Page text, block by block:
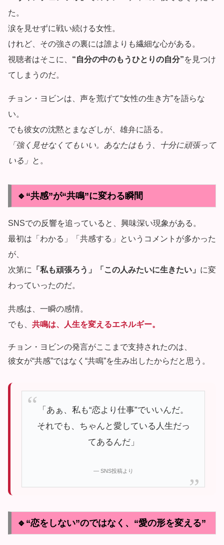
た。
涙を見せずに戦い続ける女性。
けれど、その強さの裏には誰よりも繊細な心がある。
視聴者はそこに、 “自分の中のもうひとりの自分”を見つけ
てしまうのだ。
チョン・ヨビンは、声を荒げて“女性の生き方”を語らな
い。
でも彼女の沈黙とまなざしが、雄弁に語る。
「強く見せなくてもいい。あなたはもう、十分に頑張って
いる」 と。
🔹“共感”が“共鳴”に変わる瞬間
SNSでの反響を追っていると、興味深い現象がある。
最初は「わかる」「共感する」というコメントが多かった
が、
次第に
「私も頑張ろう」「この人みたいに生きたい」 に変
わっていったのだ。
共感は、一瞬の感情。
でも、 共鳴は、人生を変えるエネルギー。
チョン・ヨビンの発言がここまで支持されたのは、
彼女が“共感”ではなく“共鳴”を生み出したからだと思う。
「あぁ、私も“恋より仕事”でいいんだ。
それでも、ちゃんと愛している人生だっ
てあるんだ」
— SNS投稿より
🔹“恋をしない”のではなく、“愛の形を変える”